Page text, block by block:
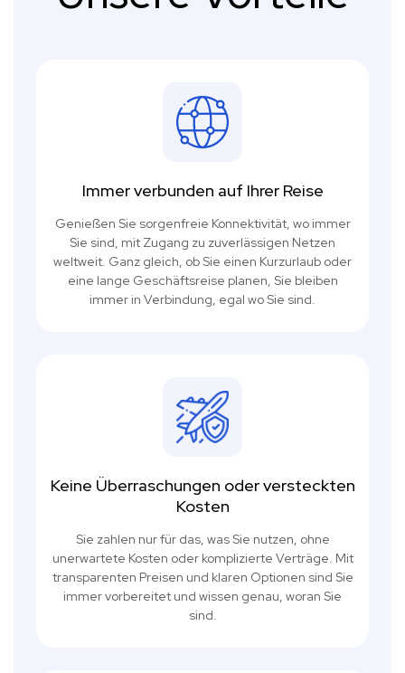
Immer verbunden auf Ihrer Reise
Genießen Sie sorgenfreie Konnektivität, wo immer
Sie sind, mit Zugang zu zuverlässigen Netzen
weltweit. Ganz gleich, ob Sie einen Kurzurlaub oder
eine lange Geschäftsreise planen, Sie bleiben
immer in Verbindung, egal wo Sie sind.
Keine Überraschungen oder versteckten
Kosten
Sie zahlen nur für das, was Sie nutzen, ohne
unerwartete Kosten oder komplizierte Verträge. Mit
transparenten Preisen und klaren Optionen sind Sie
immer vorbereitet und wissen genau, woran Sie
sind.